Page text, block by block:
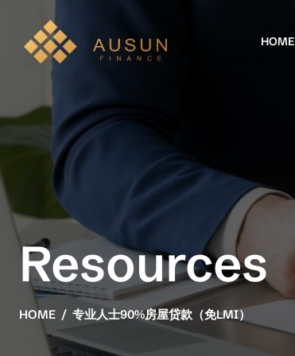
HOME
Resources
HOME 专业人士90%房屋贷款（免LMI）